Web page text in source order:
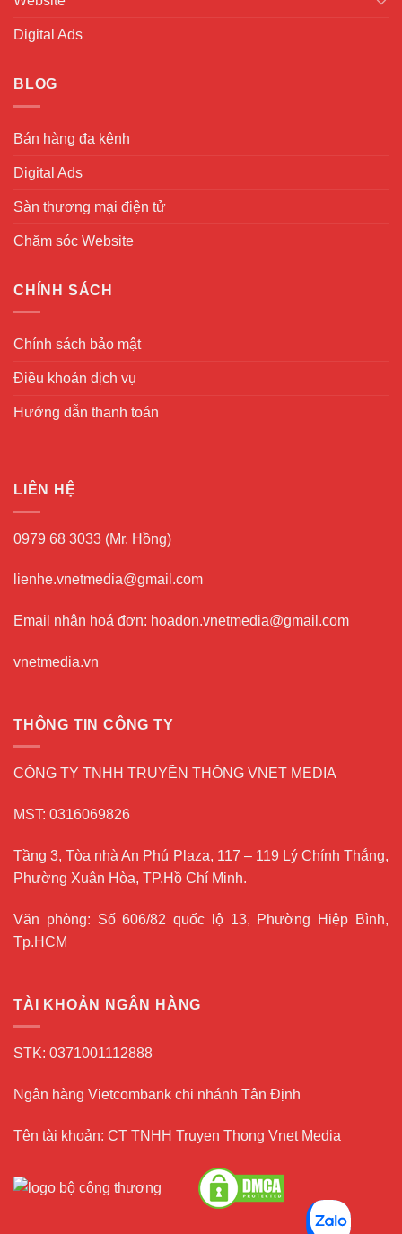
Digital Ads
BLOG
Bán hàng đa kênh
Digital Ads
Sàn thương mại điện tử
Chăm sóc Website
CHÍNH SÁCH
Chính sách bảo mật
Điều khoản dịch vụ
Hướng dẫn thanh toán
LIÊN HỆ
0979 68 3033 (Mr. Hồng)
lienhe.vnetmedia@gmail.com
Email nhận hoá đơn: hoadon.vnetmedia@gmail.com
vnetmedia.vn
THÔNG TIN CÔNG TY
CÔNG TY TNHH TRUYỀN THÔNG VNET MEDIA
MST: 0316069826
Tầng 3, Tòa nhà An Phú Plaza, 117 – 119 Lý Chính Thắng,
Phường Xuân Hòa, TP.Hồ Chí Minh.
Văn phòng: Số 606/82 quốc lộ 13, Phường Hiệp Bình,
Tp.HCM
TÀI KHOẢN NGÂN HÀNG
STK: 0371001112888
Ngân hàng Vietcombank chi nhánh Tân Định
Tên tài khoản: CT TNHH Truyen Thong Vnet Media